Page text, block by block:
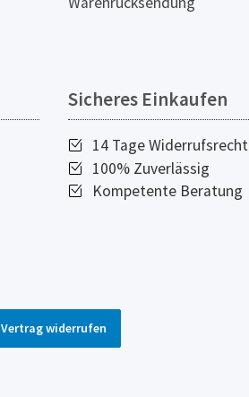
Sicheres Einkaufen
14 Tage Widerrufsrecht
100% Zuverlässig
Kompetente Beratung
Vertrag widerrufen